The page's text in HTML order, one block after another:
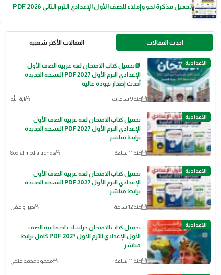
تحميل مذكرة نحو وإملاء للصف الأول الإعدادي الترم الثاني 2026 PDF
احدث المقالات المقالات الأكثر شعبية
الاعدادية
📗تحميل كتاب الامتحان لغة عربية الصف الأول
الإعدادي الترم الأول 2027 PDF النسخة الجديدة |
أحدث إصدار بجودة عالية
منذ 9 ساعات آية الله
الاعدادية
تحميل كتاب الامتحان لغة عربية الصف الأول
الإعدادي الترم الأول 2027 PDF النسخة الجديدة
برابط مباشر
منذ 11 ساعة Social media trends
الاعدادية
تحميل كتاب الامتحان لغة عربية الصف الأول
الإعدادي الترم الأول 2027 PDF النسخة الجديدة
برابط مباشر
منذ 12 ساعة حبر و عقل
الاعدادية
تحميل كتاب الامتحان دراسات اجتماعية الصف
الأول الإعدادي الترم الأول 2027 PDF كامل برابط
مباشر
منذ 11 ساعة محمود محمد فتحي